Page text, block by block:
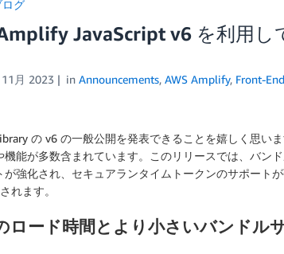
グ
JavaScript v6 を利用し
月 2023 in Announcements, AWS Amplify, Front-
の v6 の一般公開を発表できることを嬉しく思い
機能が多数含まれています。このリリースでは、バン
強化され、セキュアランタイムトークンのサポート
れます。
ロード時間とより小さいバンドル